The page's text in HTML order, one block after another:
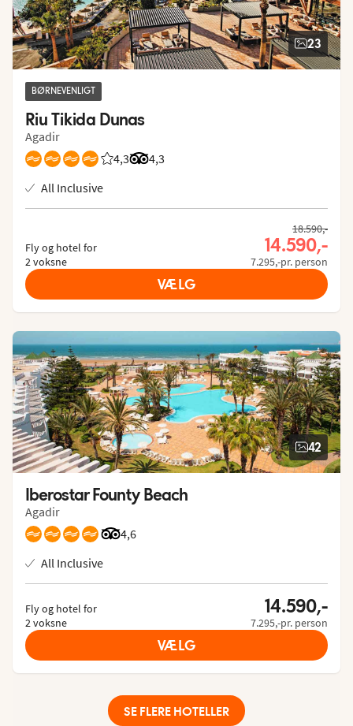
23
BØRNEVENLIGT
Riu Tikida Dunas
Agadir
4,3
Bedømmelse fra Spies gæster: 4.3/5
4,3
Bedømmelse fra Tripadvisor: 4.3 of 5
All Inclusive
Fly og hotel for
2 voksne
18.590,-
14.590,-
7.295,-pr. person
VÆLG
42
Iberostar Founty Beach
Agadir
4,6
Bedømmelse fra Tripadvisor: 4.6 of 5
All Inclusive
Fly og hotel for
2 voksne
14.590,-
7.295,-pr. person
VÆLG
SE FLERE HOTELLER